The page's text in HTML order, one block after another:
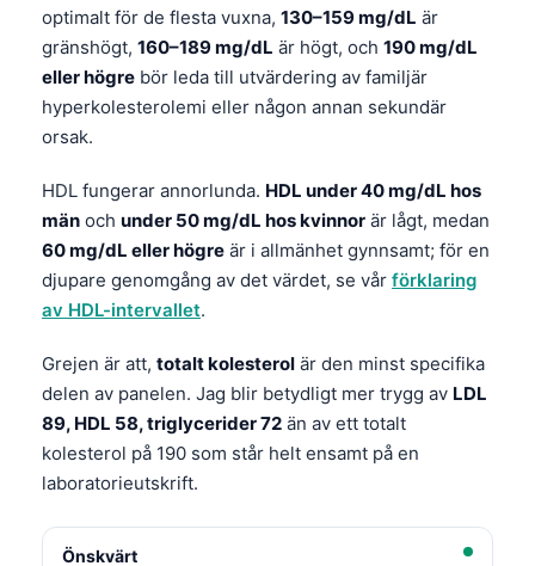
optimalt för de flesta vuxna, 130–159 mg/dL är
gränshögt, 160–189 mg/dL är högt, och 190 mg/dL
eller högre bör leda till utvärdering av familjär
hyperkolesterolemi eller någon annan sekundär
orsak.
HDL fungerar annorlunda. HDL under 40 mg/dL hos
män och under 50 mg/dL hos kvinnor är lågt, medan
60 mg/dL eller högre är i allmänhet gynnsamt; för en
djupare genomgång av det värdet, se vår förklaring
av HDL-intervallet.
Grejen är att, totalt kolesterol är den minst specifika
delen av panelen. Jag blir betydligt mer trygg av LDL
89, HDL 58, triglycerider 72 än av ett totalt
kolesterol på 190 som står helt ensamt på en
laboratorieutskrift.
Önskvärt